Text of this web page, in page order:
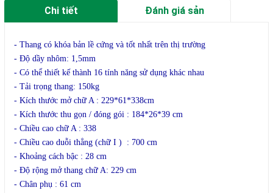
Chi tiết Đánh giá sản
- Thang có khóa bản lề cứng và tốt nhất trên thị trường
- Độ dầy nhôm: 1,5mm
- Có thể thiết kế thành 16 tính năng sử dụng khác nhau
- Tải trọng thang: 150kg
- Kích thước mở chữ A : 229*61*338cm
- Kích thước thu gọn / đóng gói : 184*26*39 cm
- Chiều cao chữ A : 338
- Chiều cao duỗi thẳng (chữ I ) : 700 cm
- Khoảng cách bậc : 28 cm
- Độ rộng mở thang chữ A: 229 cm
- Chân phụ : 61 cm